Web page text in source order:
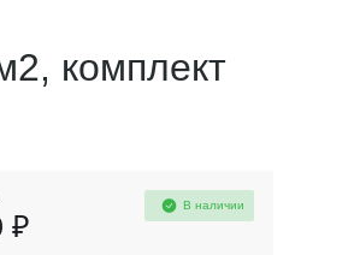
комплект
₽
В наличии